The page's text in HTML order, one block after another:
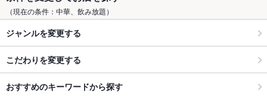
（現在の条件：中華、飲み放題）
ジャンルを変更する
こだわりを変更する
おすすめのキーワードから探す